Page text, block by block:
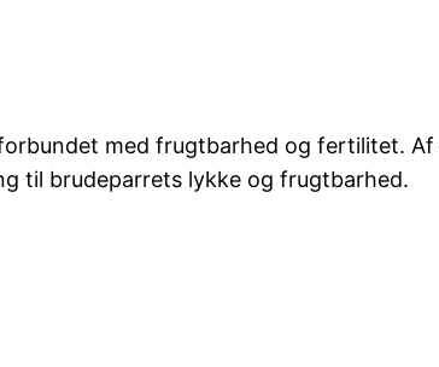
med frugtbarhed og fertilitet.
til brudeparrets lykke og frugtbarhed.